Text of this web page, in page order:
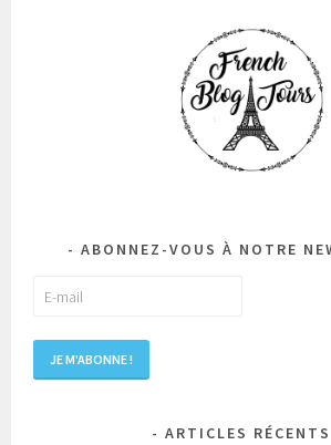
ABONNEZ-VOUS À NOTRE
ARTICLES RÉCENTS